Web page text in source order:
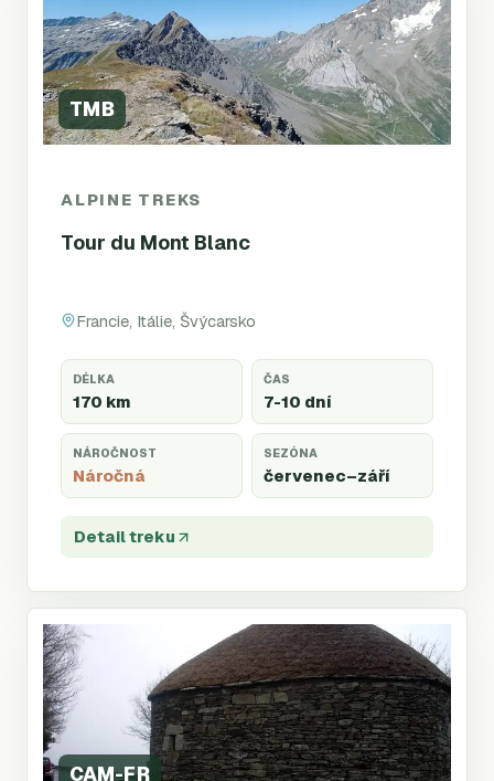
TMB
ALPINE TREKS
Tour du Mont Blanc
Francie, Itálie, Švýcarsko
DÉLKA
170 km
ČAS
7-10 dní
NÁROČNOST
Náročná
SEZÓNA
červenec–září
Detail treku
CAM-FR